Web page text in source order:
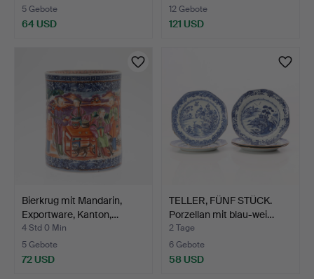
5 Gebote
64 USD
12 Gebote
121 USD
Bierkrug mit Mandarin,
Exportware, Kanton,…
4 Std 0 Min
5 Gebote
72 USD
TELLER, FÜNF STÜCK.
Porzellan mit blau-wei…
2 Tage
6 Gebote
58 USD